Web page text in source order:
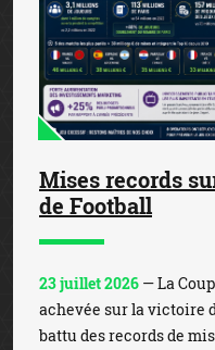
Mises records
de Football
23 juillet 2026 — La
achevée sur la victoire
battu des records de